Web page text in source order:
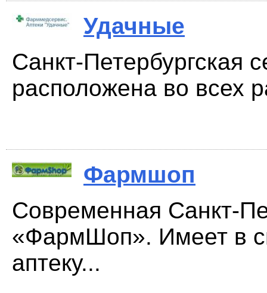
Удачные
Санкт-Петербургская
расположена во всех
Фармшоп
Современная Санкт-
«ФармШоп». Имеет в
аптеку...